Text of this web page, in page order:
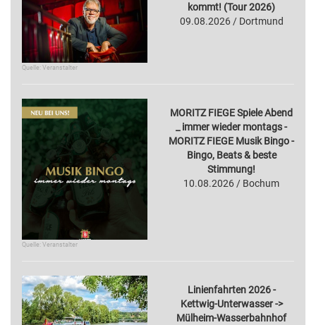
Quelle: Veranstalter
kommt! (Tour 2026)
09.08.2026 / Dortmund
Quelle: Veranstalter
MORITZ FIEGE Spiele Abend
_ immer wieder montags -
MORITZ FIEGE Musik Bingo -
Bingo, Beats & beste
Stimmung!
10.08.2026 / Bochum
Linienfahrten 2026 -
Kettwig-Unterwasser ->
Mülheim-Wasserbahnhof